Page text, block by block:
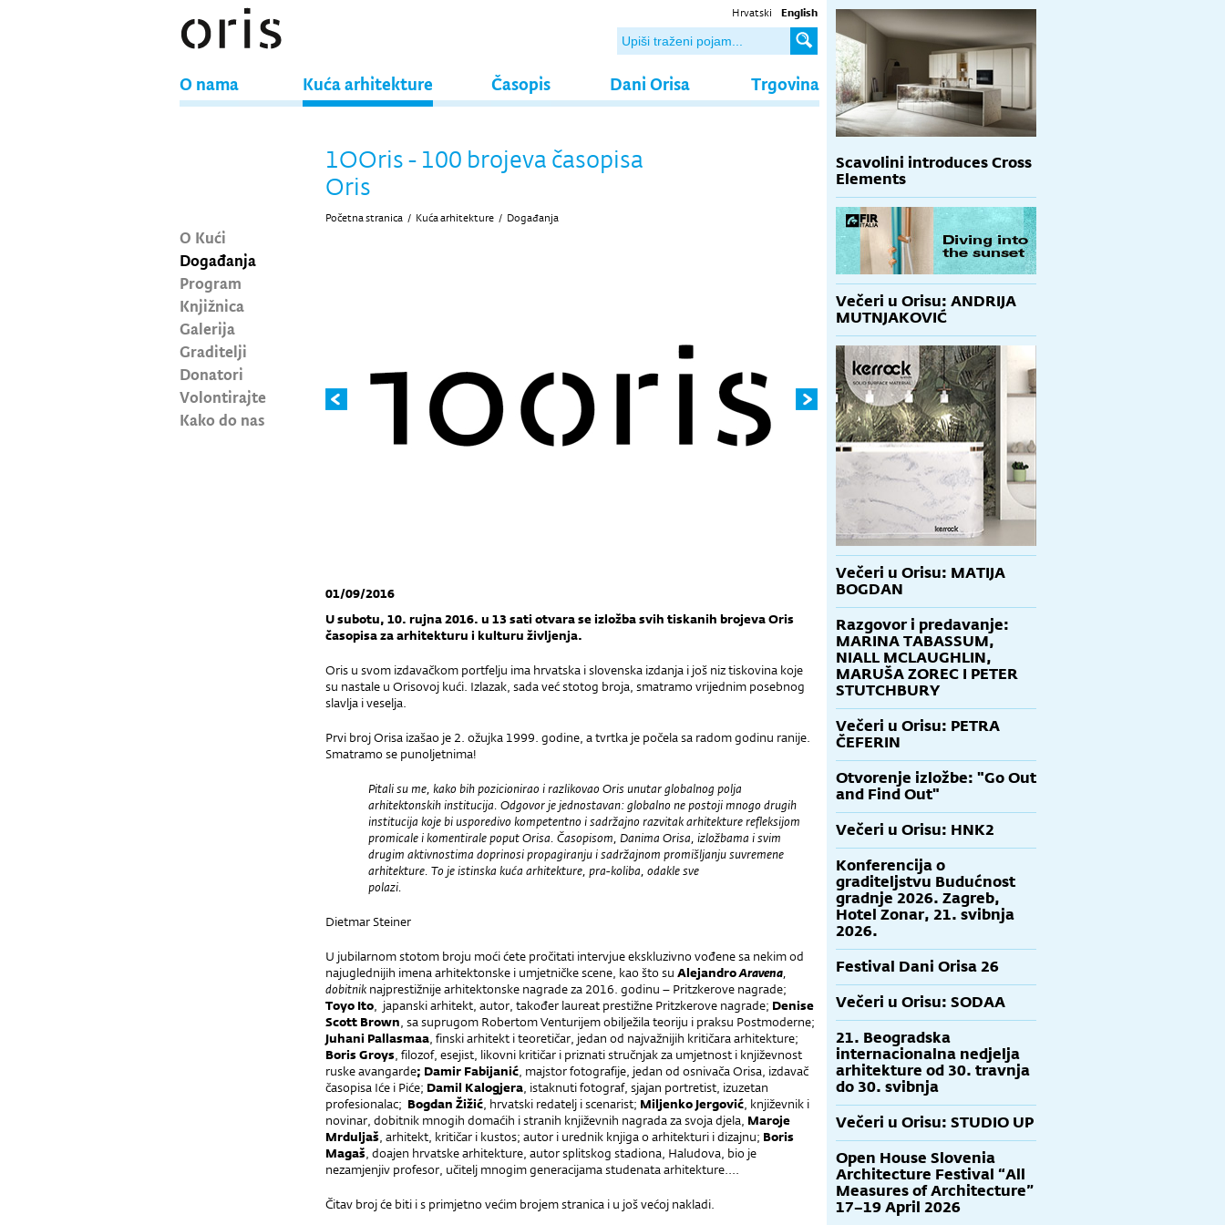
Hrvatski English
O nama Kuća arhitekture Časopis Dani Orisa Trgovina
O Kući
Događanja
Program
Knjižnica
Galerija
Graditelji
Donatori
Volontirajte
Kako do nas
1OOris - 100 brojeva časopisa
Oris
Početna stranica / Kuća arhitekture / Događanja
01/09/2016
U subotu, 10. rujna 2016. u 13 sati otvara se izložba svih tiskanih brojeva Oris
časopisa za arhitekturu i kulturu življenja.
Oris u svom izdavačkom portfelju ima hrvatska i slovenska izdanja i još niz tiskovina koje
su nastale u Orisovoj kući. Izlazak, sada već stotog broja, smatramo vrijednim posebnog
slavlja i veselja.
Prvi broj Orisa izašao je 2. ožujka 1999. godine, a tvrtka je počela sa radom godinu ranije.
Smatramo se punoljetnima!
Pitali su me, kako bih pozicionirao i razlikovao Oris unutar globalnog polja
arhitektonskih institucija. Odgovor je jednostavan: globalno ne postoji mnogo drugih
institucija koje bi usporedivo kompetentno i sadržajno razvitak arhitekture refleksijom
promicale i komentirale poput Orisa. Časopisom, Danima Orisa, izložbama i svim
drugim aktivnostima doprinosi propagiranju i sadržajnom promišljanju suvremene
arhitekture. To je istinska kuća arhitekture, pra-koliba, odakle sve
polazi.
Dietmar Steiner
U jubilarnom stotom broju moći ćete pročitati intervjue ekskluzivno vođene sa nekim od
najuglednijih imena arhitektonske i umjetničke scene, kao što su AlejandroAravena,
dobitnik najprestižnije arhitektonske nagrade za 2016. godinu – Pritzkerove nagrade;
Toyo Ito, japanski arhitekt, autor, također laureat prestižne Pritzkerove nagrade; Denise
Scott Brown, sa suprugom Robertom Venturijem obilježila teoriju i praksu Postmoderne;
Juhani Pallasmaa, finski arhitekt i teoretičar, jedan od najvažnijih kritičara arhitekture;
Boris Groys, filozof, esejist, likovni kritičar i priznati stručnjak za umjetnost i književnost
ruske avangarde; Damir Fabijanić, majstor fotografije, jedan od osnivača Orisa, izdavač
časopisa Iće i Piće; Damil Kalogjera, istaknuti fotograf, sjajan portretist, izuzetan
profesionalac; Bogdan Žižić, hrvatski redatelj i scenarist; Miljenko Jergović, književnik i
novinar, dobitnik mnogih domaćih i stranih književnih nagrada za svoja djela, Maroje
Mrduljaš, arhitekt, kritičar i kustos; autor i urednik knjiga o arhitekturi i dizajnu; Boris
Magaš, doajen hrvatske arhitekture, autor splitskog stadiona, Haludova, bio je
nezamjenjiv profesor, učitelj mnogim generacijama studenata arhitekture....
Čitav broj će biti i s primjetno većim brojem stranica i u još većoj nakladi.
Scavolini introduces Cross
Elements
Večeri u Orisu: ANDRIJA
MUTNJAKOVIĆ
Večeri u Orisu: MATIJA
BOGDAN
Razgovor i predavanje:
MARINA TABASSUM,
NIALL MCLAUGHLIN,
MARUŠA ZOREC I PETER
STUTCHBURY
Večeri u Orisu: PETRA
ČEFERIN
Otvorenje izložbe: "Go Out
and Find Out"
Večeri u Orisu: HNK2
Konferencija o
graditeljstvu Budućnost
gradnje 2026. Zagreb,
Hotel Zonar, 21. svibnja
2026.
Festival Dani Orisa 26
Večeri u Orisu: SODAA
21. Beogradska
internacionalna nedjelja
arhitekture od 30. travnja
do 30. svibnja
Večeri u Orisu: STUDIO UP
Open House Slovenia
Architecture Festival “All
Measures of Architecture”
17–19 April 2026